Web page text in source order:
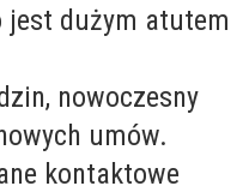
jest dużym atutem
nowoczesny
umów.
kontaktowe